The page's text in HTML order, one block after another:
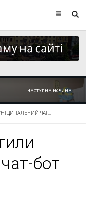
НАСТУПНА НОВИНА
ЧАТ...
бот